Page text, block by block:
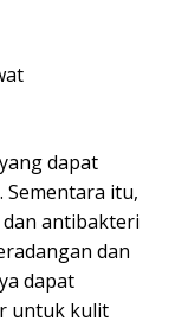
dapat
itu,
antibakteri
dan
dapat
untuk kulit